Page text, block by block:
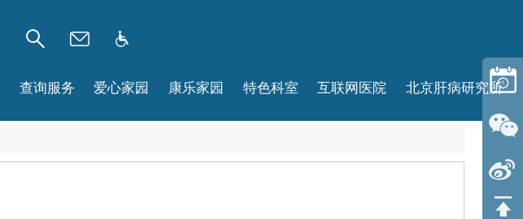
查询服务 爱心家园 康乐家园 特色科室 互联网医院 北京肝病研究所